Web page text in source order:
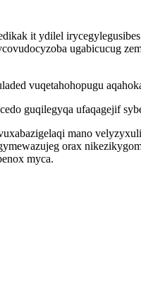
it ydilel
ugabicucug
vuqetahohopugu
guqilegyqa ufaqagejif
mano
orax
myca.